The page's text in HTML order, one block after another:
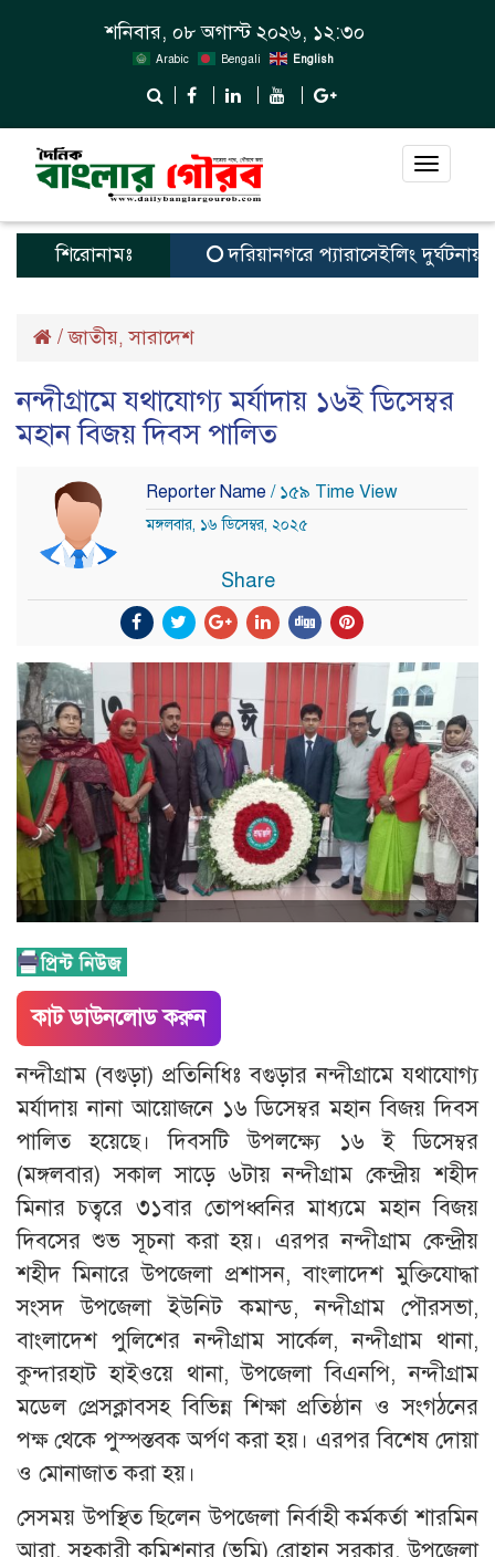
শনিবার, ০৮ অগাস্ট ২০২৬, ১২:৩০
Arabic Bengali English
Toggle
শিরোনামঃ দরিয়ানগরে প্যারাসেইলিং দুর্ঘটনায়
/জাতীয়,সারাদেশ
নন্দীগ্রামে যথাযোগ্য মর্যাদায় ১৬ই ডিসেম্বর
মহান বিজয় দিবস পালিত
Reporter Name / ১৫৯ Time View
মঙ্গলবার, ১৬ ডিসেম্বর, ২০২৫
Share
কাট ডাউনলোড করুন
নন্দীগ্রাম (বগুড়া) প্রতিনিধিঃ বগুড়ার নন্দীগ্রামে যথাযোগ্য
মর্যাদায় নানা আয়োজনে ১৬ ডিসেম্বর মহান বিজয় দিবস
পালিত হয়েছে। দিবসটি উপলক্ষ্যে ১৬ ই ডিসেম্বর
(মঙ্গলবার) সকাল সাড়ে ৬টায় নন্দীগ্রাম কেন্দ্রীয় শহীদ
মিনার চত্বরে ৩১বার তোপধ্বনির মাধ্যমে মহান বিজয়
দিবসের শুভ সূচনা করা হয়। এরপর নন্দীগ্রাম কেন্দ্রীয়
শহীদ মিনারে উপজেলা প্রশাসন, বাংলাদেশ মুক্তিযোদ্ধা
সংসদ উপজেলা ইউনিট কমান্ড, নন্দীগ্রাম পৌরসভা,
বাংলাদেশ পুলিশের নন্দীগ্রাম সার্কেল, নন্দীগ্রাম থানা,
কুন্দারহাট হাইওয়ে থানা, উপজেলা বিএনপি, নন্দীগ্রাম
মডেল প্রেসক্লাবসহ বিভিন্ন শিক্ষা প্রতিষ্ঠান ও সংগঠনের
পক্ষ থেকে পুস্পস্তবক অর্পণ করা হয়। এরপর বিশেষ দোয়া
ও মোনাজাত করা হয়।
সেসময় উপস্থিত ছিলেন উপজেলা নির্বাহী কর্মকর্তা শারমিন
আরা, সহকারী কমিশনার (ভূমি) রোহান সরকার, উপজেলা